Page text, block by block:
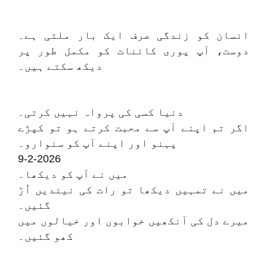
انسان کو زندگی صرف ایک بار ملتی ہے۔
دوست، آپ پوری کائنات کو مکمل طور پر
دیکھ سکتے ہیں۔
دنیا کسی کی پرواہ نہیں کرتی۔
اگر تم اپنے آپ سے محبت کرتے ہو تو کپڑے
پہنو اور اپنے آپ کو سنوارو۔
9-2-2026
میں نے آپ کو دیکھا۔
میں نے تمہیں دیکھا تو رات کی نیندیں اُڑ
گئیں۔
میرے دل کی آنکھیں خوابوں اور خیالوں میں
کھو گئیں۔